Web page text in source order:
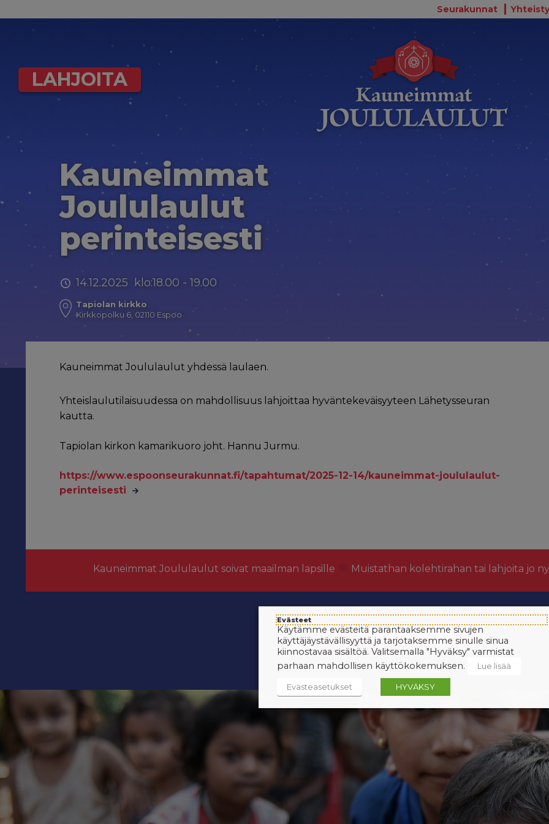
Seurakunnat
LAHJOITA
Kauneimmat
Joululaulut
perinteisesti
14.12.2025 klo:18.00 - 19.00
Tapiolan kirkko
Kirkkopolku 6, 02110 Espoo
Kauneimmat Joululaulut yhdessä laulaen.
Yhteislaulutilaisuudessa on mahdollisuus lahjoittaa hyväntekeväisyyteen Lähetysseuran
kautta.
Tapiolan kirkon kamarikuoro joht. Hannu Jurmu.
https://www.espoonseurakunnat.fi/tapahtumat/2025-12-14/kauneimmat-joululaulut-
perinteisesti
Kauneimmat Joululaulut soivat maailman lapsille Muistathan kolehtirahan tai lahjoita jo
KATSO MUUT TILAISUUDET › inspis
Evästeet
Käytämme evästeitä parantaaksemme sivujen
käyttäjäystävällisyyttä ja tarjotaksemme sinulle sinua
kiinnostavaa sisältöä. Valitsemalla "Hyväksy" varmistat
parhaan mahdollisen käyttökokemuksen.
Lue lisää
Evästeasetukset HYVÄKSY